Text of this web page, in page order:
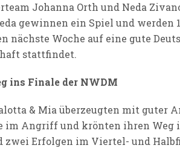
Johanna Orth und Neda
gewinnen ein Spiel und werden
nächste Woche auf eine gute
stattfindet.
ins Finale der NWDM
& Mia überzeugten mit guter
im Angriff und krönten ihren Weg
zwei Erfolgen im Viertel- und